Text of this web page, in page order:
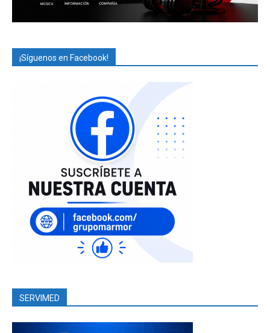
¡Síguenos en Facebook!
SERVIMED